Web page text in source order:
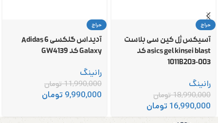
حراج
آسیکس ژل کین سی بلاست
asics gel kinsei blast کد
1011B203-003
رانینگ
18,990,000تومان
16,990,000 تومان
حراج
آدیداس گلکسی 6 Adidas
Galaxy کد GW4139
رانینگ
11,990,000تومان
9,990,000 تومان